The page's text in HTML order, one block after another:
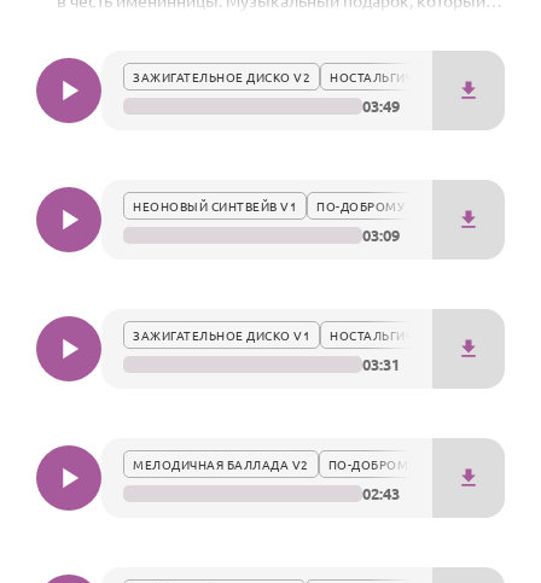
По годам
останется в памяти Лауры.
ЗАЖИГАТЕЛЬНОЕ ДИСКО V2 НОСТАЛЬГИЧЕСКИ
03:49
НЕОНОВЫЙ СИНТВЕЙВ V1 ПО-ДОБРОМУ
03:09
ЗАЖИГАТЕЛЬНОЕ ДИСКО V1 НОСТАЛЬГИЧЕСКИ
03:31
МЕЛОДИЧНАЯ БАЛЛАДА V2 ПО-ДОБРОМУ
02:43